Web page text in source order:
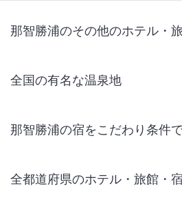
那智勝浦のその他のホテル・
全国の有名な温泉地
那智勝浦の宿をこだわり条件
全都道府県のホテル・旅館・